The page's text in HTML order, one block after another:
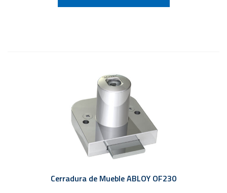
Cerradura de Mueble ABLOY OF230